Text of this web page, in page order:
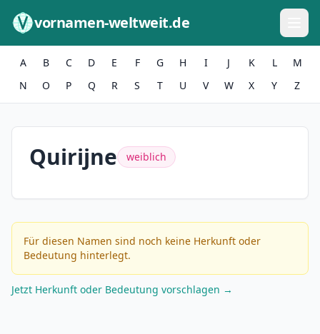
vornamen-weltweit.de
A B C D E F G H I J K L
M
N
O P Q R S T U V W X Y Z
Quirijne weiblich
Für diesen Namen sind noch keine Herkunft oder
Bedeutung hinterlegt.
Jetzt Herkunft oder Bedeutung vorschlagen →